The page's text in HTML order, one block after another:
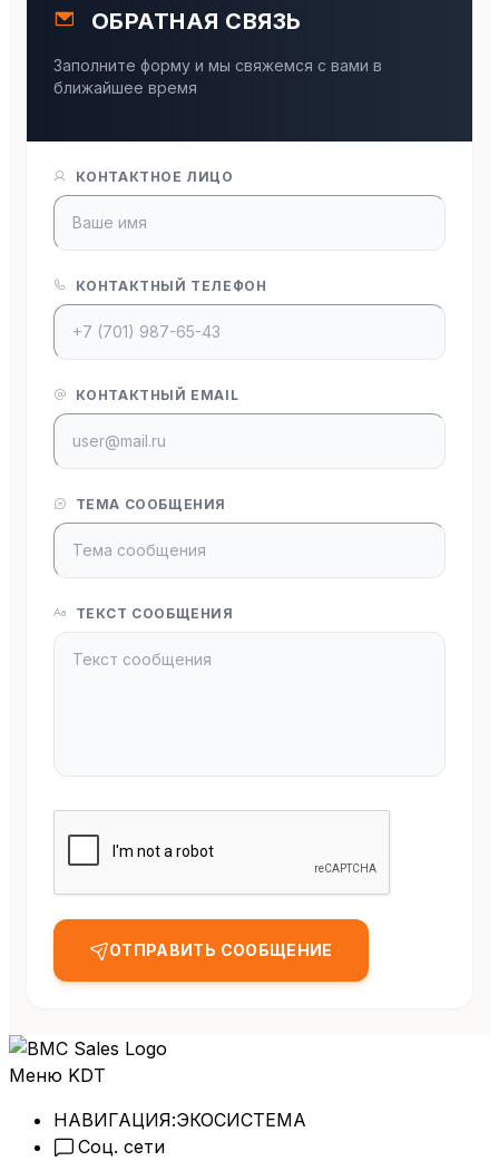
ОБРАТНАЯ СВЯЗЬ
Заполните форму и мы свяжемся с вами в
ближайшее время
КОНТАКТНОЕ ЛИЦО
КОНТАКТНЫЙ ТЕЛЕФОН
КОНТАКТНЫЙ EMAIL
ТЕМА СООБЩЕНИЯ
ТЕКСТ СООБЩЕНИЯ
ОТПРАВИТЬ СООБЩЕНИЕ
Меню KDT
НАВИГАЦИЯ:ЭКОСИСТЕМА
Соц. сети